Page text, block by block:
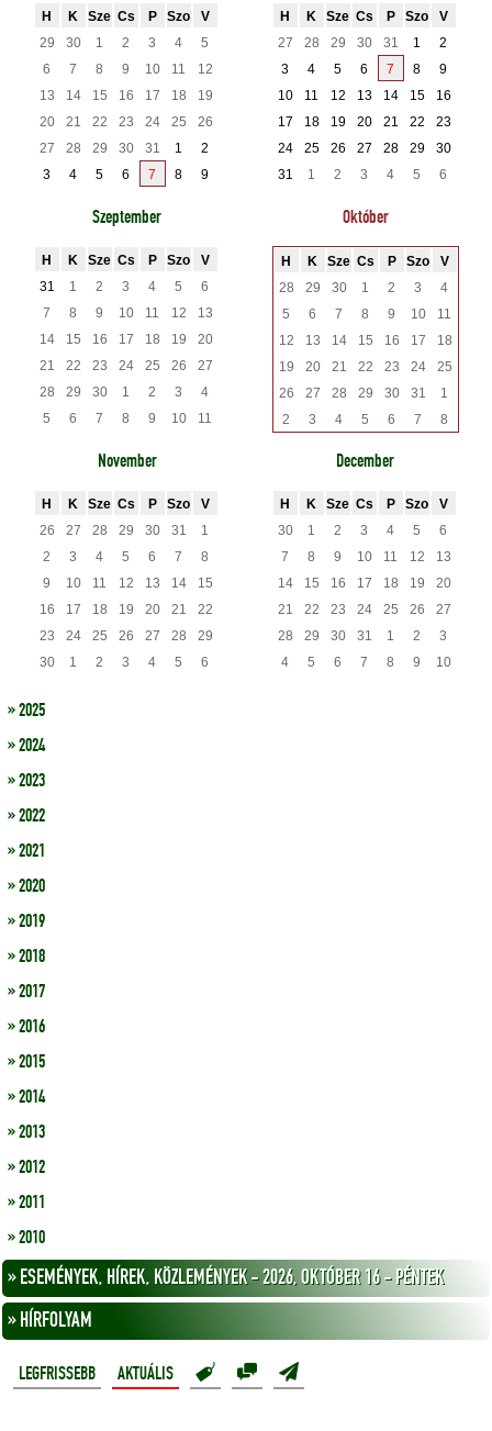
H K Sze Cs P Szo
V
29
30 1 2 3 4
5
6
7 8 9 10 11
12
13
14 15 16 17 18
19
20
21 22 23 24 25
26
27
28 29 30 31 1
2
3
4 5 6 7 8 9
H K Sze Cs P Szo
V
27
28 29 30 31 1
2
3
4 5 6 7 8
9
10
11 12 13 14 15
16
17
18 19 20 21 22
23
24
25 26 27 28 29
30
31
1 2 3 4 5 6
Szeptember
H K Sze Cs P Szo
V
31
1 2 3 4 5
6
7
8 9 10 11 12
13
14
15 16 17 18 19
20
21
22 23 24 25 26
27
28
29 30 1 2 3
4
5
6 7 8 9 10 11
Október
H K Sze Cs P Szo
V
28
29 30 1 2 3
4
5
6 7 8 9 10
11
12
13 14 15 16 17
18
19
20 21 22 23 24
25
26
27 28 29 30 31
1
2
3 4 5 6 7 8
November
H K Sze Cs P Szo
V
26
27 28 29 30 31
1
2
3 4 5 6 7
8
9
10 11 12 13 14
15
16
17 18 19 20 21
22
23
24 25 26 27 28
29
30
1 2 3 4 5 6
December
H K Sze Cs P Szo
V
30
1 2 3 4 5
6
7
8 9 10 11 12
13
14
15 16 17 18 19
20
21
22 23 24 25 26
27
28
29 30 31 1 2
3
4
5 6 7 8 9 10
» 2025
» 2024
» 2023
» 2022
» 2021
» 2020
» 2019
» 2018
» 2017
» 2016
» 2015
» 2014
» 2013
» 2012
» 2011
» 2010
» ESEMÉNYEK, HÍREK, KÖZLEMÉNYEK - 2026, OKTÓBER 16 - PÉNTEK
» HÍRFOLYAM
LEGFRISSEBB AKTUÁLIS